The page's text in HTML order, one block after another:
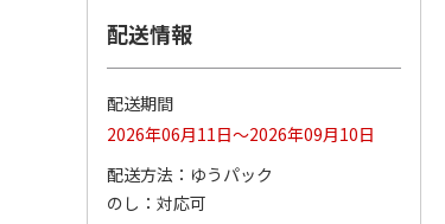
【グリーティング切
配送情報
配送期間
2026年06月11日～2026年09月10日
配送方法
ゆうパック
のし
対応可